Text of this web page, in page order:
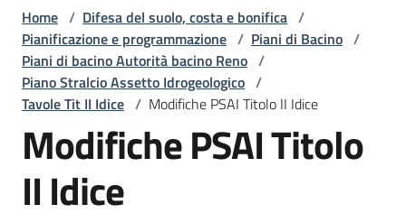
bonifica
Pianificazione
e
programmazione
Temi
Home / Difesa del suolo, costa e bonifica /
Pianificazione e programmazione / Piani di Bacino /
Piani di bacino Autorità bacino Reno /
Piano Stralcio Assetto Idrogeologico /
Tavole Tit II Idice / Modifiche PSAI Titolo II Idice
Modifiche PSAI Titolo
II Idice